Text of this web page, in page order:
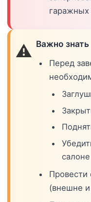
гаражных
⚠️ Важно знать
Перед
салоне
Провести
(внешне